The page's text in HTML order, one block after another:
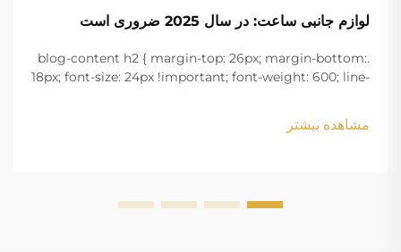
لوازم جانبی ساعت: در سال 2025 ضروری است
.blog-content h2 { margin-top: 26px; margin-bottom:
18px; font-size: 24px !important; font-weight: 600; line-
margin-bottom: 18px; font-size: 20px !important; font-
w...
مشاهده بیشتر